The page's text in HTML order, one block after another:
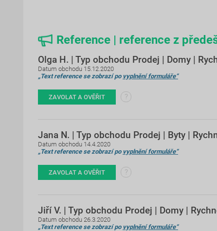
Reference | reference z
Olga H. | Typ obchodu Prodej | Domy |
Datum obchodu 15.12.2020
„Text reference se zobrazí po vyplnění formuláře“
ZAVOLAT A OVĚŘIT ?
Jana N. | Typ obchodu Prodej | Byty |
Datum obchodu 14.4.2020
„Text reference se zobrazí po vyplnění formuláře“
ZAVOLAT A OVĚŘIT ?
Jiří V. | Typ obchodu Prodej | Domy |
Datum obchodu 26.3.2020
„Text reference se zobrazí po vyplnění formuláře“